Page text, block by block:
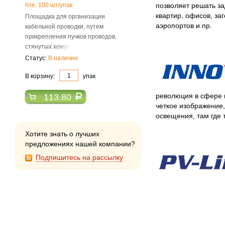
line, 100 шт/упак
Площадка для организации
кабельной проводки, путем
прикрепления пучков проводов,
стянутых хомут
Статус: В наличии
В корзину: упак
113.80a
Хотите знать о лучших
предложениях нашей компании?
Подпишитесь на рассылку
позволяет решать
квартир, офисов,
аэропортов и пр.
революция в сфере
четкое
освещения, там где